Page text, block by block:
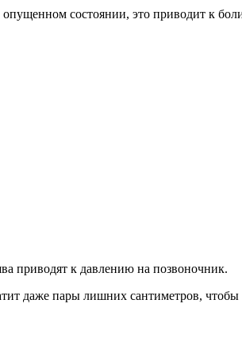
состоянии, это приводит к
приводят к давлению на позвоночник.
даже пары лишних сантиметров,